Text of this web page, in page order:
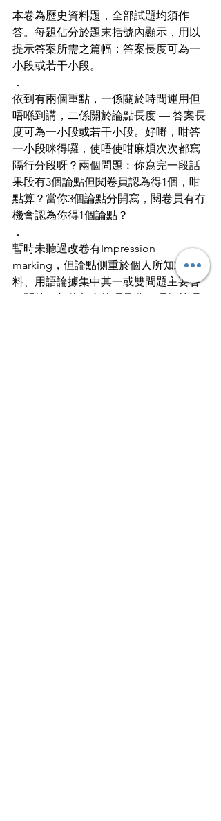
本卷為歷史資料題，全部試題均須作
答。每題佔分於題末括號內顯示，用以
提示答案所需之篇幅；答案長度可為一
小段或若干小段。
．
依到有兩個重點，一係關於時間運用但
唔喺到講，二係關於論點長度 — 答案長
度可為一小段或若干小段。好嘢，咁答
一小段咪得囉，使唔使咁麻煩次次都寫
隔行分段呀？兩個問題︰你寫完一段話
果段有3個論點但閱卷員認為得1個，咁
點算？當你3個論點分開寫，閱卷員有冇
機會認為你得1個論點？
．
暫時未聽過改卷有Impression
marking，但論點側重於個人所知或資
料、用語論據集中其一或雙問題主要答
一問等，相信都會拎唔足分，唔知算唔